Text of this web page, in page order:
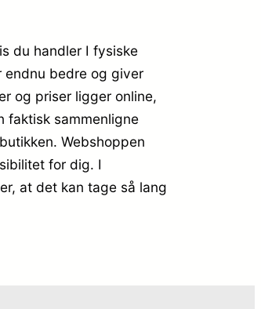
du handler I fysiske
endnu bedre og giver
og priser ligger online,
faktisk sammenligne
Webshoppen
for dig. I
at det kan tage så lang